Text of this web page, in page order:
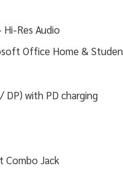
Hi-Res Audio
Office Home &
DP) with PD charging
Combo Jack